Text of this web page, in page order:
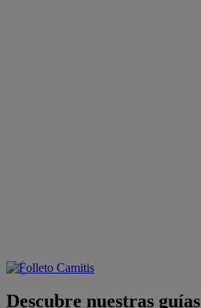
Descubre nuestras guías